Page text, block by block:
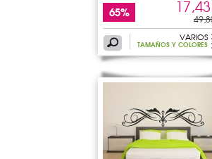
65%
VARIOS
TAMAÑOS Y COLORES